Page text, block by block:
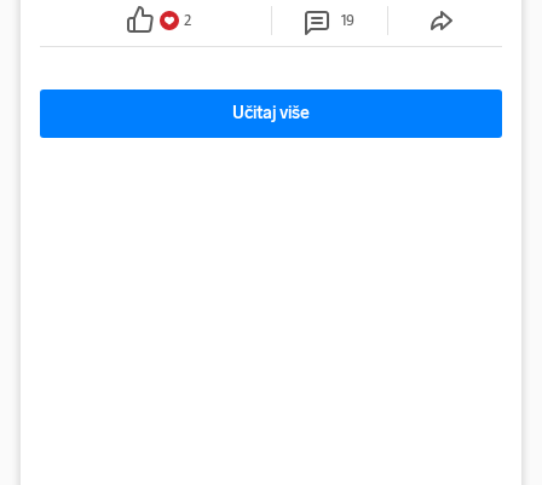
2 19
Učitaj više